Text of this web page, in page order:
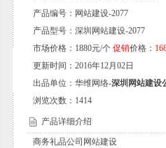
产品编号：网站建设-2077
产品型号：深圳网站建设-2077
市场价格：1880元/个 促销价格：
更新时间：2016年12月02日
出品单位：华维网络-深圳网站建设
浏览次数： 1414
产品详细介绍
商务礼品公司网站建设